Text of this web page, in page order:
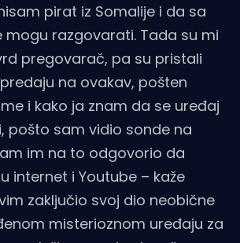
pirat iz Somalije i da sa
mogu razgovarati. Tada su mi
pregovarač, pa su pristali
na ovakav, pošten
i kako ja znam da se uređaj
pošto sam vidio sonde na
im na to odgovorio da
internet i Youtube – kaže
zaključio svoj dio neobične
misterioznom uređaju za